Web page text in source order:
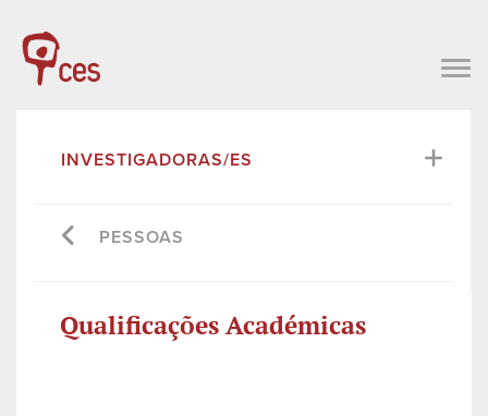
INVESTIGADORAS/ES
PESSOAS
Qualificações Académicas